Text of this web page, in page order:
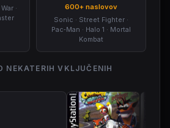
·
600+ naslovov
Sonic · Street Fighter ·
Pac‑Man · Halo 1 · Mortal
Kombat
NEKATERIH VKLJUČENIH